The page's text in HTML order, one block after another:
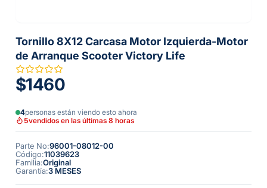
Tornillo 8X12 Carcasa Motor Izquierda-Motor
de Arranque Scooter Victory Life
$1460
4personas están viendo esto ahora
5vendidos en las últimas 8 horas
Parte No:96001-08012-00
Código:11039623
Familia:Original
Garantía:3 MESES